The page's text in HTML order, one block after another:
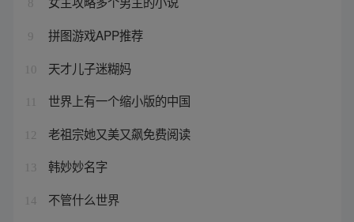
8
9 拼图游戏APP推荐
10 天才儿子迷糊妈
世界上有一个缩小版的中国
12 老祖宗她又美又飙免费阅读
13 韩妙妙名字
14 不管什么世界